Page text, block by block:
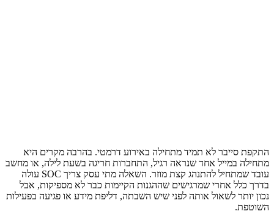
התקפת סייבר לא תמיד מתחילה באירוע דרמטי. בהרבה מקרים היא
מתחילה במייל אחד שנראה רגיל, התחברות חריגה בשעת לילה, או מחשב
עובד שמתחיל להתנהג קצת מוזר. השאלה מתי עסק צריך SOC עולה
בדרך כלל אחרי שמרגישים שההגנות הקיימות כבר לא מספיקות, אבל
נכון יותר לשאול אותה לפני שיש השבתה, דליפת מידע או פגיעה בפעילות
השוטפת.